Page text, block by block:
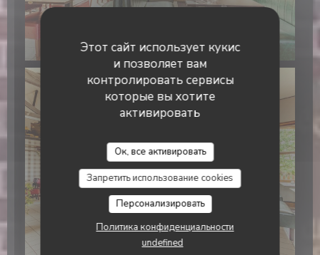
Этот сайт использует кукис
и позволяет вам
контролировать сервисы
которые вы хотите
активировать
Ок, все активировать
Запретить использование cookies
Персонализировать
Политика конфиденциальности
undefined